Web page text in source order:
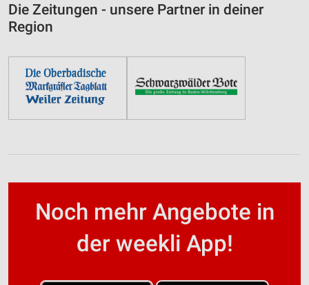
Die Zeitungen - unsere Partner in deiner
Region
Noch mehr Angebote in
der weekli App!